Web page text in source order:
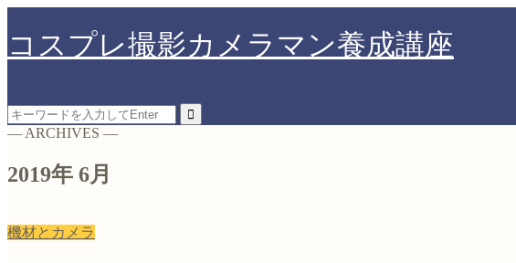
コスプレ撮影カメラマン養成講座
― ARCHIVES ―
2019年 6月
機材とカメラ